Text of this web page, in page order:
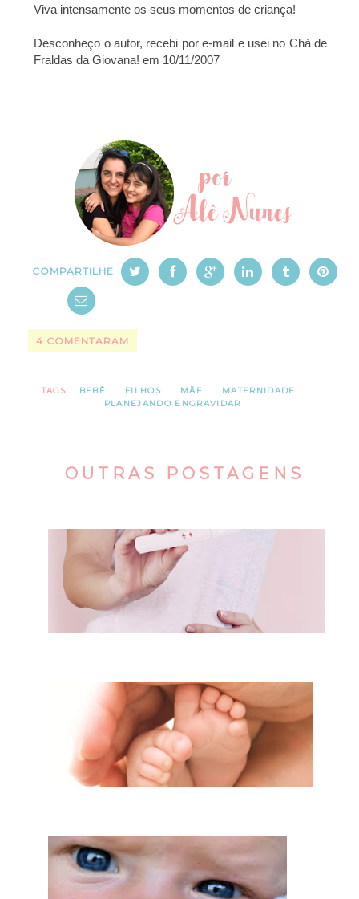
Viva intensamente os seus momentos de criança!
Desconheço o autor, recebi por e-mail e usei no Chá de
Fraldas da Giovana! em 10/11/2007
COMPARTILHE
4 COMENTARAM
TAGS: BEBÊ FILHOS MÃE
MATERNIDADE
PLANEJANDO ENGRAVIDAR
OUTRAS POSTAGENS